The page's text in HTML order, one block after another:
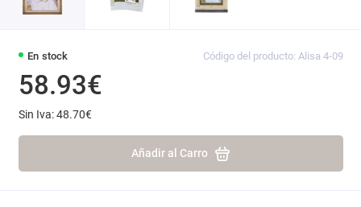
En stock Código del producto: Alisa 4-09
58.93€
Sin Iva: 48.70€
Añadir al Carro